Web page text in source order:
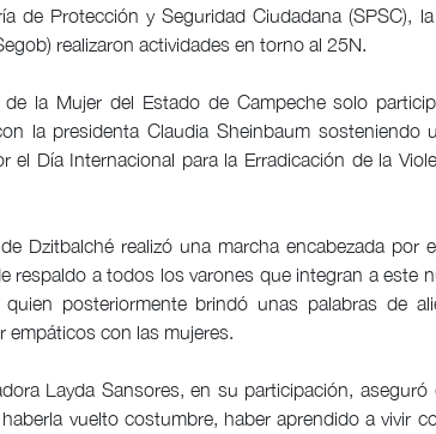
de Protección y Seguridad Ciudadana (SPSC),
realizaron actividades en torno al 25N.
la Mujer del Estado de Campeche solo
la presidenta Claudia Sheinbaum sosteniendo
el Día Internacional para la Erradicación de la
Dzitbalché realizó una marcha encabezada por
respaldo a todos los varones que integran a este
posteriormente brindó unas palabras de
empáticos con las mujeres.
Layda Sansores, en su participación,
vuelto costumbre, haber aprendido a vivir